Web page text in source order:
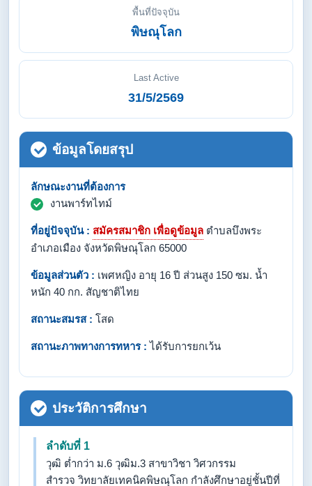
พื้นที่ปัจจุบัน
พิษณุโลก
Last Active
31/5/2569
ข้อมูลโดยสรุป
ลักษณะงานที่ต้องการ
งานพาร์ทไทม์
ที่อยู่ปัจจุบัน : สมัครสมาชิก เพื่อดูข้อมูล ตำบลบึงพระ
อำเภอเมือง จังหวัดพิษณุโลก 65000
ข้อมูลส่วนตัว : เพศหญิง อายุ 16 ปี ส่วนสูง 150 ซม. น้ำ
หนัก 40 กก. สัญชาติไทย
สถานะสมรส : โสด
สถานะภาพทางการทหาร : ได้รับการยกเว้น
ประวัติการศึกษา
ลำดับที่ 1
วุฒิ ต่ำกว่า ม.6 วุฒิม.3 สาขาวิชา วิศวกรรม
สำรวจ วิทยาลัยเทคนิคพิษณุโลก กำลังศึกษาอยู่ชั้นปีที่